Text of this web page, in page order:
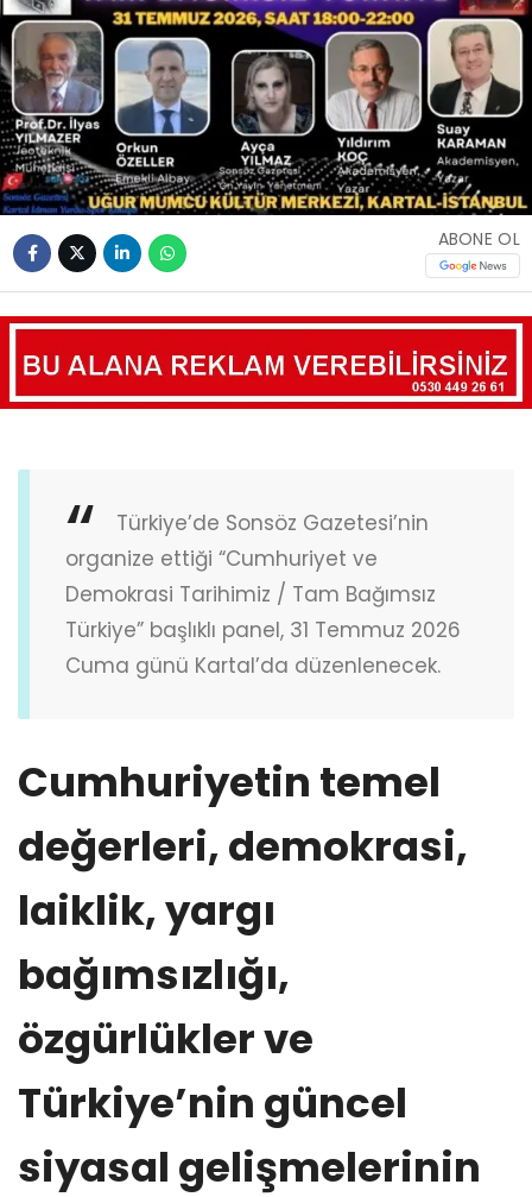
ABONE OL
Türkiye’de Sonsöz Gazetesi’nin
organize ettiği “Cumhuriyet ve
Demokrasi Tarihimiz / Tam Bağımsız
Türkiye” başlıklı panel, 31 Temmuz 2026
Cuma günü Kartal’da düzenlenecek.
Cumhuriyetin temel
değerleri, demokrasi,
laiklik, yargı
bağımsızlığı,
özgürlükler ve
Türkiye’nin güncel
siyasal gelişmelerinin